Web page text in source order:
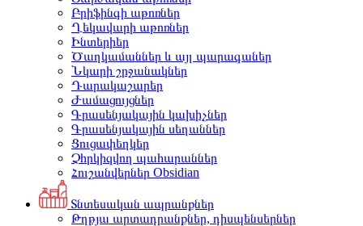
Բրիֆինգի աթոռներ
Ղեկավարի աթոռներ
Ինտերիեր
Ծաղկամաններ և այլ պարագաներ
Նկարի շրջանակներ
Դարակաշարեր
Ժամացույցներ
Գրասենյակային կախիչներ
Գրասենյակային սեղաններ
Ցուցափեղկեր
Չհրկիզվող պահարաններ
Հուշանվերներ Obsidian
Տնտեսական ապրանքներ
Թղթյա արտադրանքներ, դիսպենսերներ